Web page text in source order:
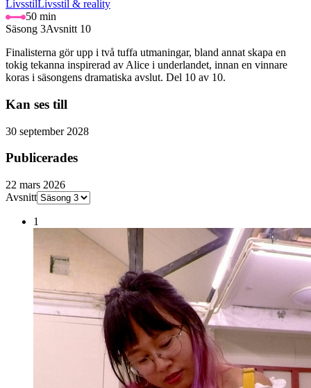
LivsstilLivsstil & reality
50 min
Säsong 3Avsnitt 10
Finalisterna gör upp i två tuffa utmaningar, bland annat skapa en
tokig tekanna inspirerad av Alice i underlandet, innan en vinnare
koras i säsongens dramatiska avslut. Del 10 av 10.
Kan ses till
30 september 2028
Publicerades
22 mars 2026
Avsnitt
1